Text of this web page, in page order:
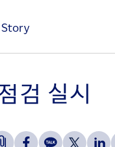
Story
검 실시